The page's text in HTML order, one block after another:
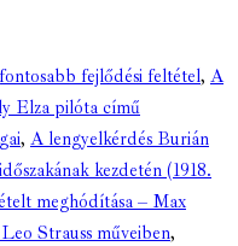
fejlődési feltétel, A
Elza pilóta című
, A lengyelkérdés Burián
kezdetén (1918.
meghódítása – Max
Strauss műveiben,